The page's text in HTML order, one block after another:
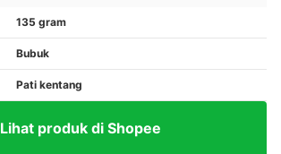
135 gram
Bubuk
Pati kentang
Lihat produk di Shopee